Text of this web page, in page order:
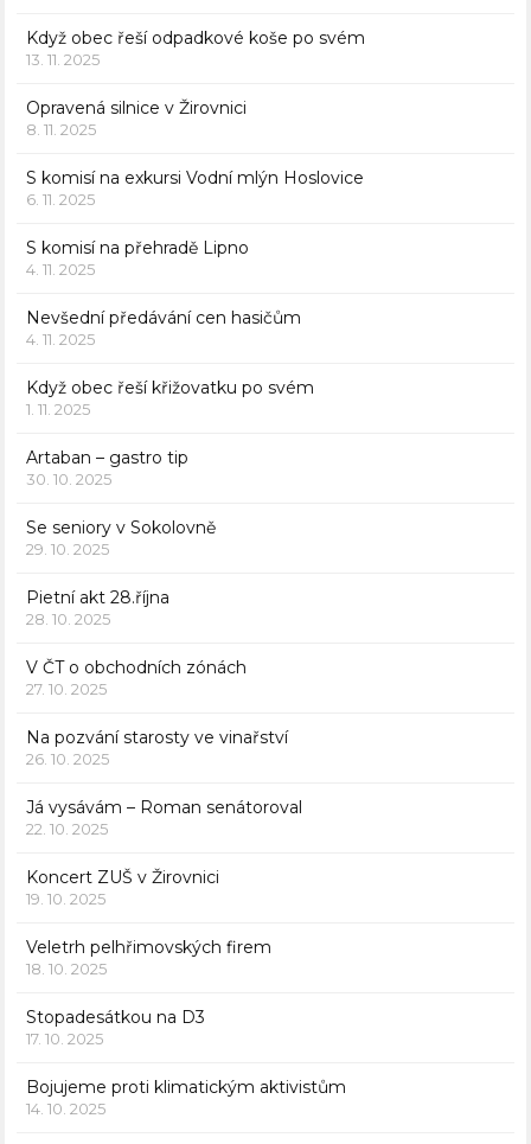
Když obec řeší odpadkové koše po svém
13. 11. 2025
Opravená silnice v Žirovnici
8. 11. 2025
S komisí na exkursi Vodní mlýn Hoslovice
6. 11. 2025
S komisí na přehradě Lipno
4. 11. 2025
Nevšední předávání cen hasičům
4. 11. 2025
Když obec řeší křižovatku po svém
1. 11. 2025
Artaban – gastro tip
30. 10. 2025
Se seniory v Sokolovně
29. 10. 2025
Pietní akt 28.října
28. 10. 2025
V ČT o obchodních zónách
27. 10. 2025
Na pozvání starosty ve vinařství
26. 10. 2025
Já vysávám – Roman senátoroval
22. 10. 2025
Koncert ZUŠ v Žirovnici
19. 10. 2025
Veletrh pelhřimovských firem
18. 10. 2025
Stopadesátkou na D3
17. 10. 2025
Bojujeme proti klimatickým aktivistům
14. 10. 2025